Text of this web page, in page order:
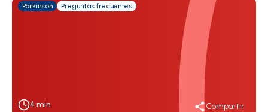
Párkinson Preguntas frecuentes
4 min Compartir